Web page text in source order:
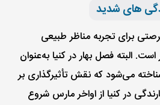
های شدید
برای تجربه‌ مناظر طبیعی
البته فصل بهار در کنیا به‌عنوان
می‌شود که نقش تأثیرگذاری بر
در کنیا از اواخر مارس شروع